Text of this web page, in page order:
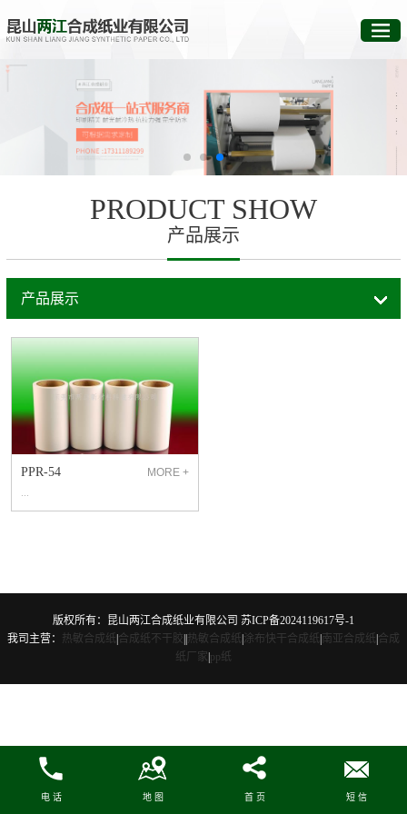
PRODUCT SHOW
产品展示
产品展示
PPR-54
MORE +
...
版权所有：昆山两江合成纸业有限公司 苏ICP备2024119617号-1
我司主营： 热敏合成纸 合成纸不干胶 热敏合成纸 涂布快干合成纸 南亚合成纸 合成
纸厂家 pp纸
电 话 地 图 首 页 短 信